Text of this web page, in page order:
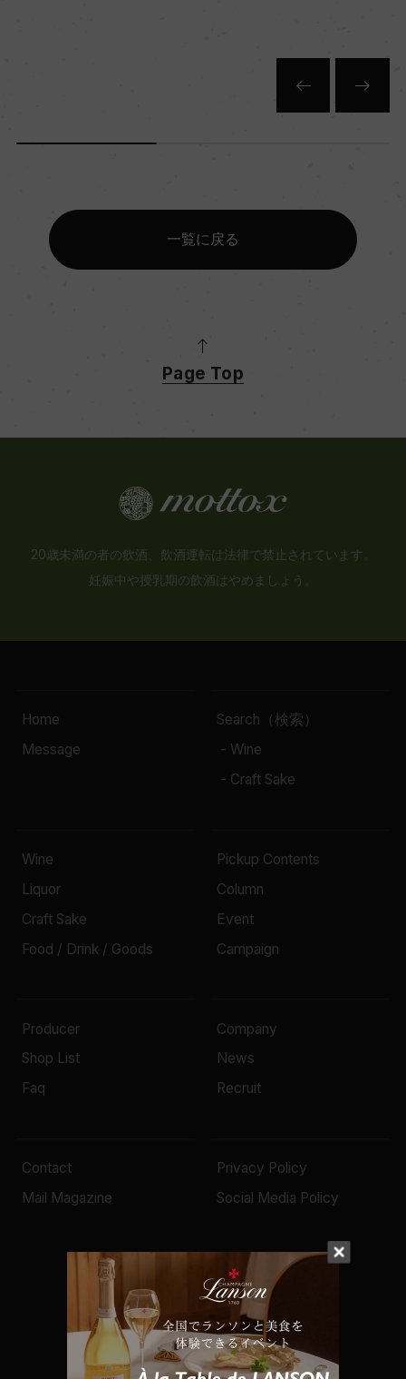
一覧に戻る
Page Top
20歳未満の者の飲酒、飲酒運転は法律で禁止されています。
妊娠中や授乳期の飲酒はやめましょう。
Home
Message
Search（検索）
- Wine
- Craft Sake
Wine
Liquor
Craft Sake
Food / Drink / Goods
Pickup Contents
Column
Event
Campaign
Producer
Shop List
Faq
Company
News
Recruit
Contact
Mail Magazine
Privacy Policy
Social Media Policy